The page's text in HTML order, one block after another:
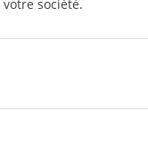
société.